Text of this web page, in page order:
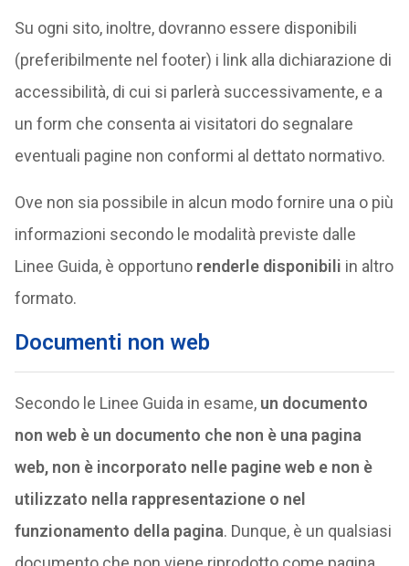
Su ogni sito, inoltre, dovranno essere disponibili
(preferibilmente nel footer) i link alla dichiarazione di
accessibilità, di cui si parlerà successivamente, e a
un form che consenta ai visitatori do segnalare
eventuali pagine non conformi al dettato normativo.
Ove non sia possibile in alcun modo fornire una o più
informazioni secondo le modalità previste dalle
Linee Guida, è opportuno renderle disponibili in altro
formato.
Documenti non web
Secondo le Linee Guida in esame, un documento
non web è un documento che non è una pagina
web, non è incorporato nelle pagine web e non è
utilizzato nella rappresentazione o nel
funzionamento della pagina. Dunque, è un qualsiasi